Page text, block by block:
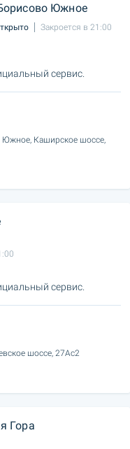
Южное
Закроется в 21:00
сервис.
Каширское шоссе,
сервис.
шоссе, 27Ас2
Гора